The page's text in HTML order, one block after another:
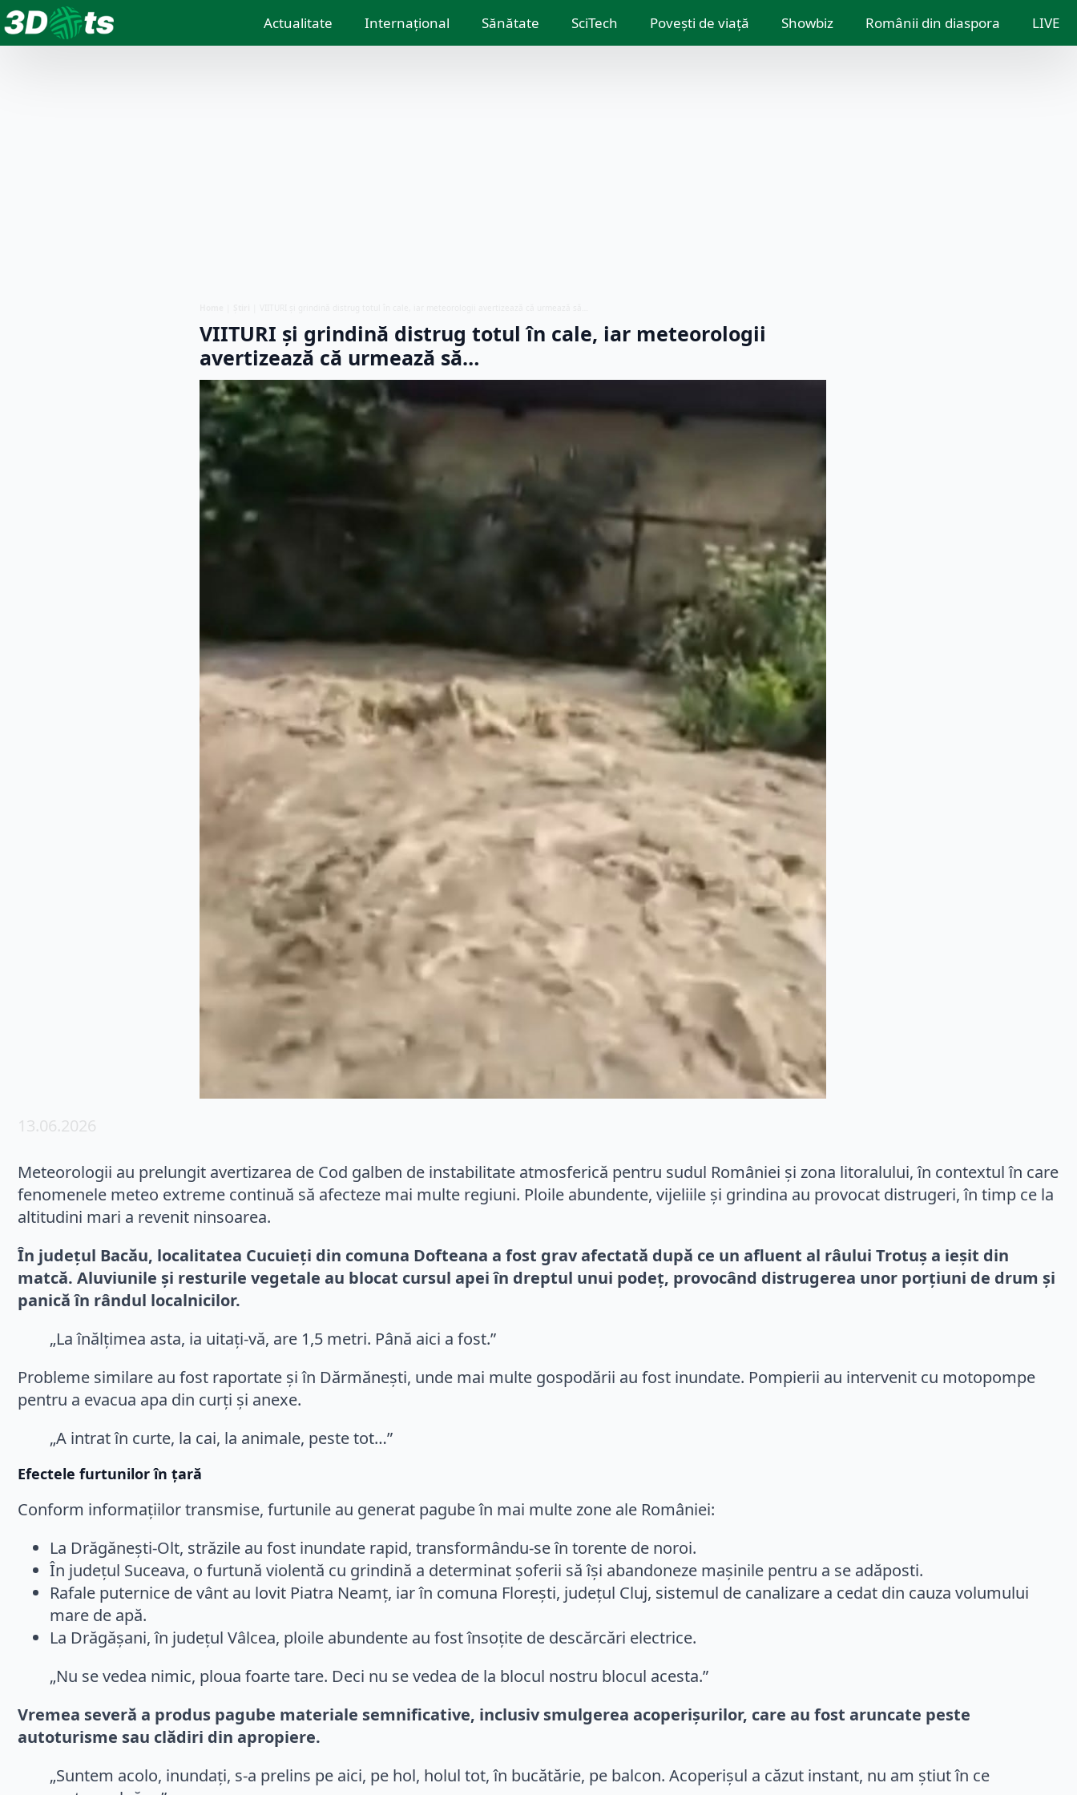
Actualitate Internațional Sănătate SciTech Povești de viață Showbiz Românii din diaspora LIVE
VIITURI și grindină distrug totul în cale, iar meteorologii
avertizează că urmează să…
13.06.2026
Meteorologii au prelungit avertizarea de Cod galben de instabilitate atmosferică pentru sudul României și zona litoralului, în contextul în care
fenomenele meteo extreme continuă să afecteze mai multe regiuni. Ploile abundente, vijeliile și grindina au provocat distrugeri, în timp ce la
altitudini mari a revenit ninsoarea.
În județul Bacău, localitatea Cucuieți din comuna Dofteana a fost grav afectată după ce un afluent al râului Trotuș a ieșit din
matcă. Aluviunile și resturile vegetale au blocat cursul apei în dreptul unui podeț, provocând distrugerea unor porțiuni de drum și
panică în rândul localnicilor.
„La înălțimea asta, ia uitați-vă, are 1,5 metri. Până aici a fost.”
Probleme similare au fost raportate și în Dărmănești, unde mai multe gospodării au fost inundate. Pompierii au intervenit cu motopompe
pentru a evacua apa din curți și anexe.
„A intrat în curte, la cai, la animale, peste tot…”
Efectele furtunilor în țară
Conform informațiilor transmise, furtunile au generat pagube în mai multe zone ale României:
La Drăgănești-Olt, străzile au fost inundate rapid, transformându-se în torente de noroi.
În județul Suceava, o furtună violentă cu grindină a determinat șoferii să își abandoneze mașinile pentru a se adăposti.
Rafale puternice de vânt au lovit Piatra Neamț, iar în comuna Florești, județul Cluj, sistemul de canalizare a cedat din cauza volumului
mare de apă.
La Drăgășani, în județul Vâlcea, ploile abundente au fost însoțite de descărcări electrice.
„Nu se vedea nimic, ploua foarte tare. Deci nu se vedea de la blocul nostru blocul acesta.”
Vremea severă a produs pagube materiale semnificative, inclusiv smulgerea acoperișurilor, care au fost aruncate peste
autoturisme sau clădiri din apropiere.
„Suntem acolo, inundați, s-a prelins pe aici, pe hol, holul tot, în bucătărie, pe balcon. Acoperișul a căzut instant, nu am știut în ce